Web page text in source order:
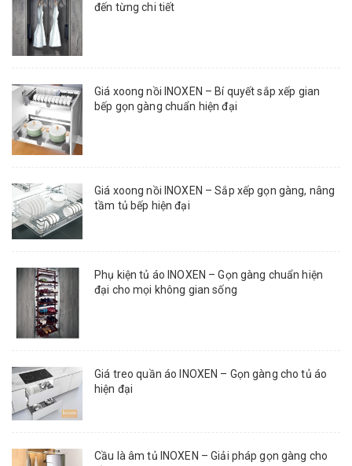
đến từng chi tiết
Giá xoong nồi INOXEN – Bí quyết sắp xếp gian
bếp gọn gàng chuẩn hiện đại
Giá xoong nồi INOXEN – Sắp xếp gọn gàng, nâng
tầm tủ bếp hiện đại
Phụ kiện tủ áo INOXEN – Gọn gàng chuẩn hiện
đại cho mọi không gian sống
Giá treo quần áo INOXEN – Gọn gàng cho tủ áo
hiện đại
Cầu là âm tủ INOXEN – Giải pháp gọn gàng cho